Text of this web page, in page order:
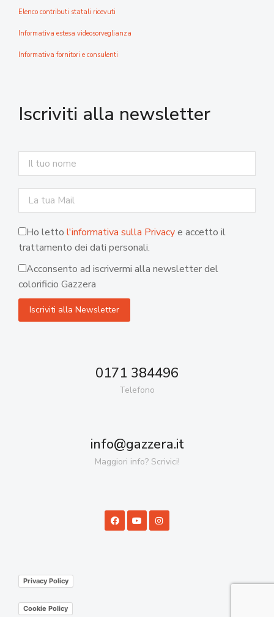
Elenco contributi statali ricevuti
Informativa estesa videosorveglianza
Informativa fornitori e consulenti
Iscriviti alla newsletter
Ho letto l'informativa sulla Privacye accetto il
trattamento dei dati personali.
Acconsento ad iscrivermi alla newsletter del
colorificio Gazzera
0171 384496
Telefono
info@gazzera.it
Maggiori info? Scrivici!
Privacy Policy
Cookie Policy